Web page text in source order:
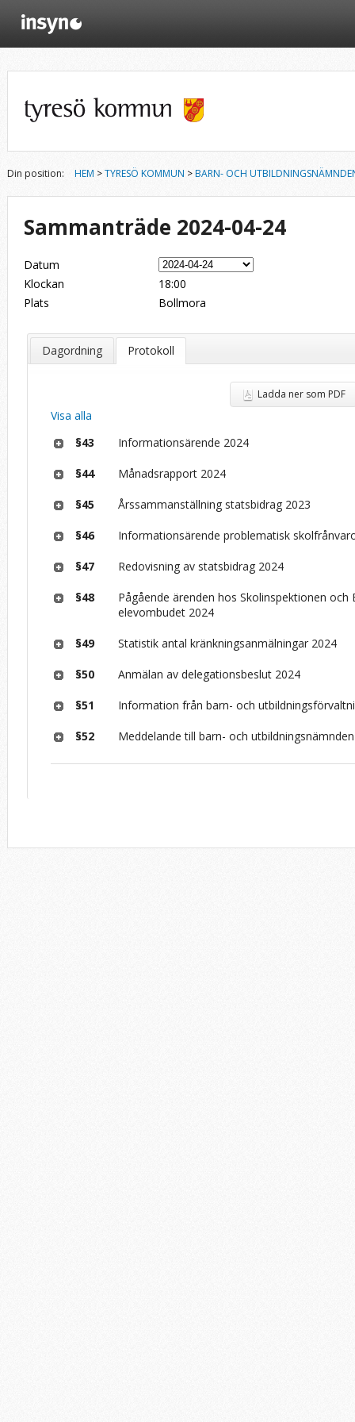
Din position: HEM >TYRESÖ KOMMUN >BARN- OCH
Sammanträde 2024-04-24
Datum
Klockan
18:00
Plats
Bollmora
Dagordning Protokoll
Ladda ner som PDF
Visa alla
§43
Informationsärende 2024
§44 Månadsrapport 2024
§45 Årssammanställning statsbidrag 2023
§46 Informationsärende problematisk
§47 Redovisning av statsbidrag 2024
§48
Pågående ärenden hos Skolinspektionen och
elevombudet 2024
§49 Statistik antal kränkningsanmälningar 2024
§50 Anmälan av delegationsbeslut 2024
§51 Information från barn- och
§52 Meddelande till barn- och